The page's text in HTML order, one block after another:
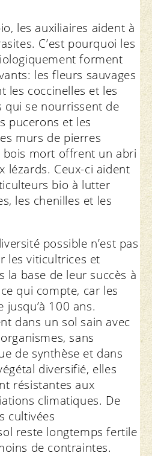
les auxiliaires aident à
C’est pourquoi les
forment
les fleurs sauvages
les coccinelles et les
qui se nourrissent de
pucerons et les
murs de pierres
bois mort offrent un abri
lézards. Ceux-ci aident
bio à lutter
les chenilles et les
possible n’est pas
les viticultrices et
la base de leur succès à
qui compte, car les
jusqu’à 100 ans.
dans un sol sain avec
sans
de synthèse et dans
diversifié, elles
résistantes aux
climatiques. De
cultivées
reste longtemps fertile
de contraintes.